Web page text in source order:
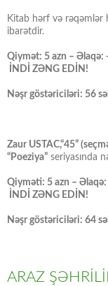
Kitab hərf və rəqəmlər
ibarətdir.
Qiymət: 5 azn –
İNDİ ZƏNG EDİN!
Nəşr göstəriciləri: 56
Zaur USTAC,“45”
“Poeziya” seriyasında
Qiyməti: 5 azn –
İNDİ ZƏNG EDİN!
Nəşr göstəriciləri: 64
ARAZ